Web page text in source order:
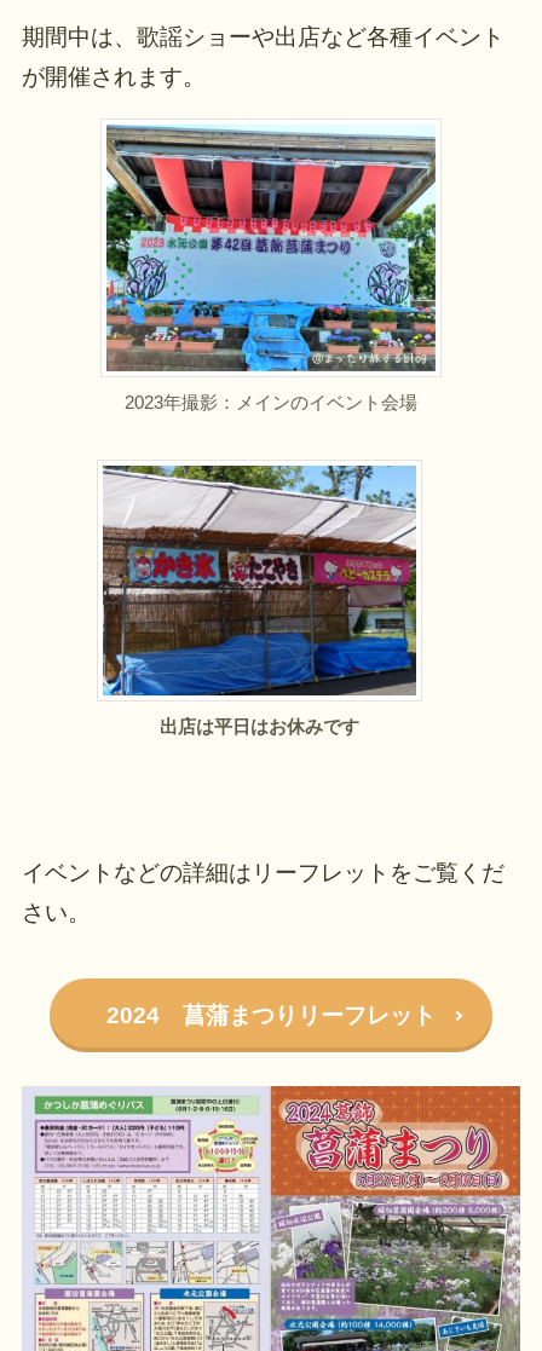
期間中は、歌謡ショーや出店など各種イベント
が開催されます。
2023年撮影：メインのイベント会場
出店は平日はお休みです
イベントなどの詳細はリーフレットをご覧くだ
さい。
2024 菖蒲まつりリーフレット